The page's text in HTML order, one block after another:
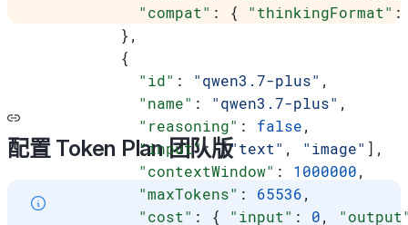
            "compat"
: { "thinkingFormat"
          },
          {
            "id"
: "qwen3.7-plus" ,
            "name"
: "qwen3.7-plus" ,
            "reasoning"
: false,
            "input"
: ["text" , "image" ],
            "contextWindow"
: 1000000,
            "maxTokens"
: 65536,
            "cost"
: { "input" : 0,
配置 Token Plan 团队版